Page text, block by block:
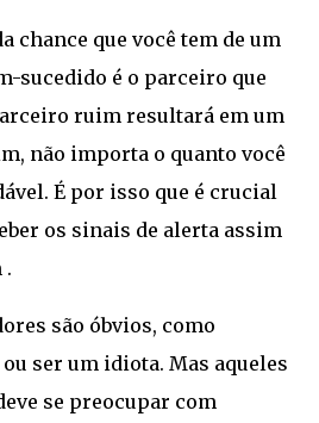
chance que você tem de um
sucedido é o parceiro que
ruim resultará em um
não importa o quanto você
É por isso que é crucial
os sinais de alerta assim
.
são óbvios, como
ser um idiota. Mas aqueles
se preocupar com